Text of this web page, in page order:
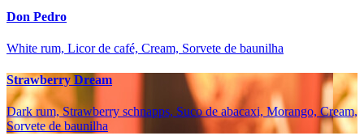
Don Pedro
White rum, Licor de café, Cream, Sorvete de baunilha
Strawberry Dream
Dark rum, Strawberry schnapps, Suco de abacaxi, Morango, Cream,
Sorvete de baunilha